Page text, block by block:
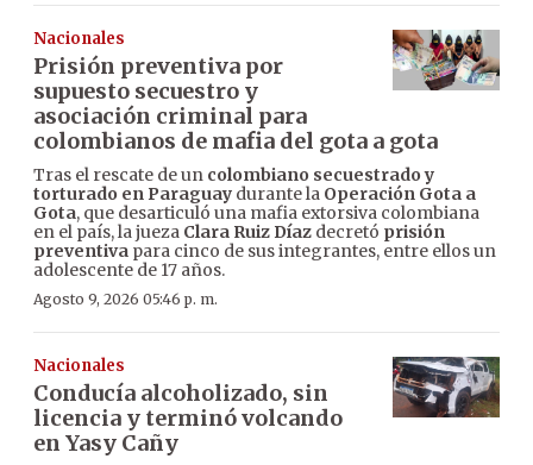
Nacionales
Prisión preventiva por
supuesto secuestro y
asociación criminal para
colombianos de mafia del gota a gota
Tras el rescate de un colombiano secuestrado y
torturado en Paraguay durante la Operación Gota a
Gota, que desarticuló una mafia extorsiva colombiana
en el país, la jueza Clara Ruiz Díaz decretó prisión
preventiva para cinco de sus integrantes, entre ellos un
adolescente de 17 años.
Agosto 9, 2026 05:46 p. m.
Nacionales
Conducía alcoholizado, sin
licencia y terminó volcando
en Yasy Cañy